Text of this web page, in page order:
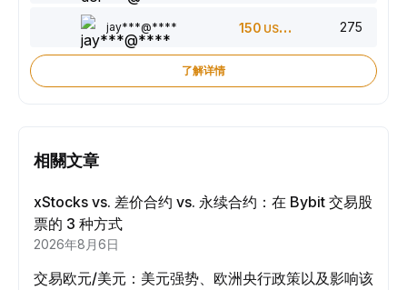
jay***@**** 150 USDT 275
了解详情
相關文章
xStocks vs. 差价合约 vs. 永续合约：在 Bybit 交易股
票的 3 种方式
2026年8月6日
交易欧元/美元：美元强势、欧洲央行政策以及影响该